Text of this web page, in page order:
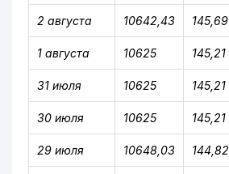
2 августа 10642,43 145,69
1 августа 10625 145,21
31 июля 10625 145,21
30 июля 10625 145,21
29 июля 10648,03 144,82